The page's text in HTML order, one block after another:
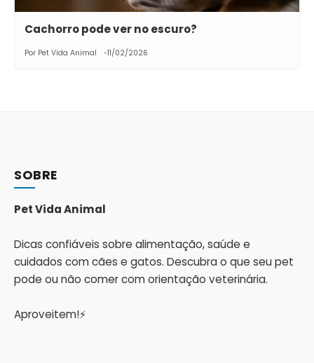
Cachorro pode ver no escuro?
Por Pet Vida Animal 11/02/2026
SOBRE
Pet Vida Animal
Dicas confiáveis sobre alimentação, saúde e
cuidados com cães e gatos. Descubra o que seu pet
pode ou não comer com orientação veterinária.
Aproveitem!⚡